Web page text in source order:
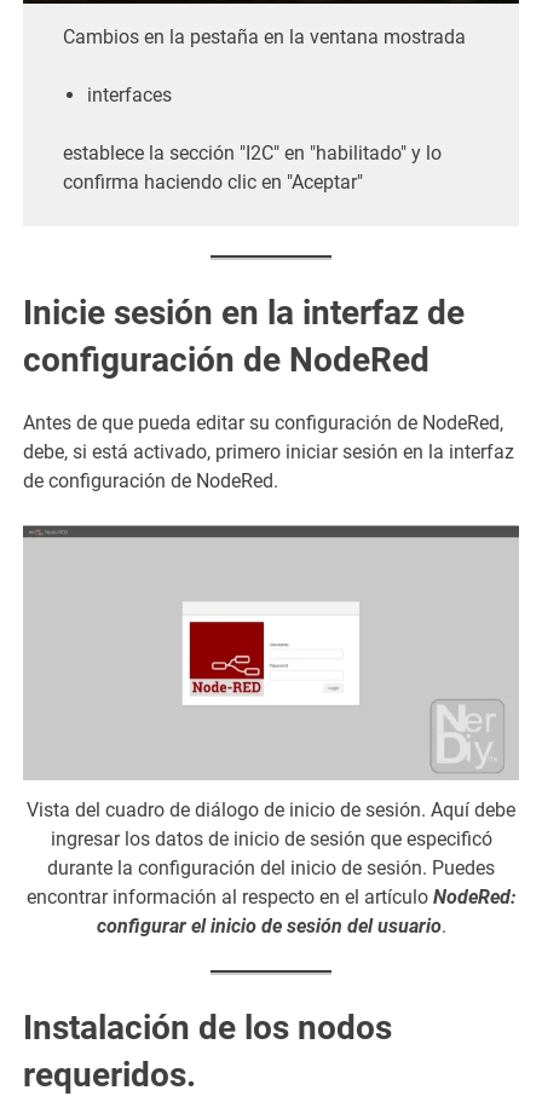
Cambios en la pestaña en la ventana mostrada
interfaces
establece la sección "I2C" en "habilitado" y lo
confirma haciendo clic en "Aceptar"
Inicie sesión en la interfaz de
configuración de NodeRed
Antes de que pueda editar su configuración de NodeRed,
debe, si está activado, primero iniciar sesión en la interfaz
de configuración de NodeRed.
Vista del cuadro de diálogo de inicio de sesión. Aquí debe
ingresar los datos de inicio de sesión que especificó
durante la configuración del inicio de sesión. Puedes
encontrar información al respecto en el artículo NodeRed:
configurar el inicio de sesión del usuario.
Instalación de los nodos
requeridos.